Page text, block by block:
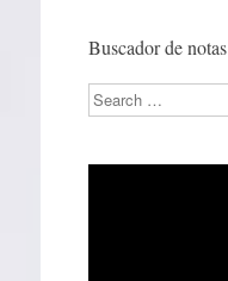
Buscador de notas
Search